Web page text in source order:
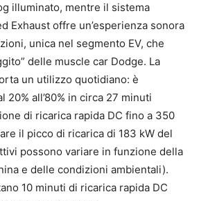
illuminato, mentre il sistema
Exhaust offre un’esperienza sonora
unica nel segmento EV, che
delle muscle car Dodge. La
un utilizzo quotidiano: è
20% all’80% in circa 27 minuti
di ricarica rapida DC fino a 350
il picco di ricarica di 183 kW del
possono variare in funzione della
e delle condizioni ambientali).
10 minuti di ricarica rapida DC